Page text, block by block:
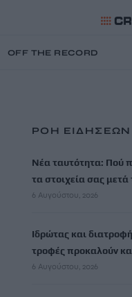
OFF THE RECORD
ΡΟΗ ΕΙΔΗΣΕΩΝ
Νέα ταυτότητα: Πού
τα στοιχεία σας μετά
6 Αυγούστου, 2026
Ιδρώτας και
τροφές προκαλούν
6 Αυγούστου, 2026